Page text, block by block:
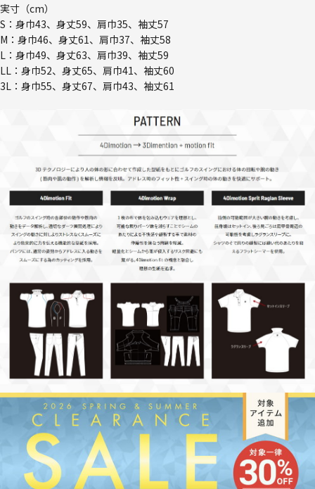
実寸（cm）
S：身巾43、身丈59、肩巾35、袖丈57
M：身巾46、身丈61、肩巾37、袖丈58
L：身巾49、身丈63、肩巾39、袖丈59
LL：身巾52、身丈65、肩巾41、袖丈60
3L：身巾55、身丈67、肩巾43、袖丈61